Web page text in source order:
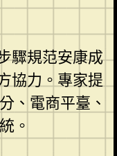
驟規范安康成
協力。專家提
、電商平臺、
。